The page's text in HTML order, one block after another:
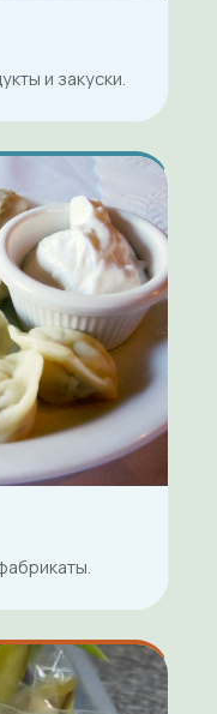
и закуски.